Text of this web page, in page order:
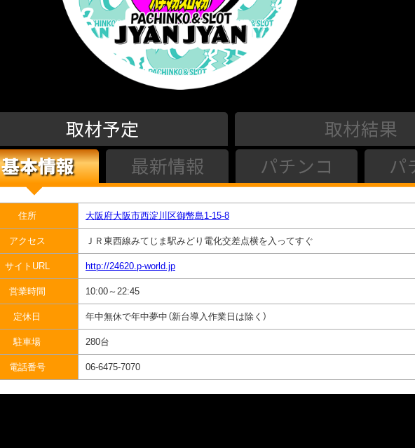
取材予定
取材結果
基本情報
最新情報 パチンコ パ
住所 大阪府大阪市西淀川区御幣島1-15-8
アクセス ＪＲ東西線みてじま駅みどり電化交差点横を入ってすぐ
サイトURL http://24620.p-world.jp
営業時間 10:00～22:45
定休日 年中無休で年中夢中（新台導入作業日は除く）
駐車場 280台
電話番号 06-6475-7070